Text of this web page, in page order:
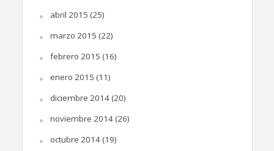
abril 2015 (25)
marzo 2015 (22)
febrero 2015 (16)
enero 2015 (11)
diciembre 2014(20)
noviembre 2014(26)
octubre 2014(19)